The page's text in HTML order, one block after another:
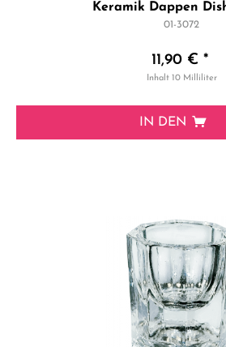
Keramik Dappen
01-3072
11,90 € *
Inhalt 10 Milliliter
IN DEN